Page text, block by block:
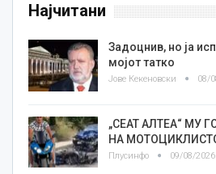
Најчитани
Задоцнив, но ја
мојот татко
Јове Кекеновски 08/
„СЕАТ АЛТЕА“ МУ
НА
Плусинфо 09/08/2026